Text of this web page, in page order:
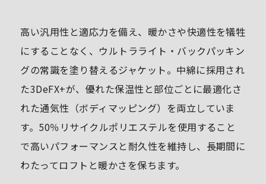
高い汎用性と適応力を備え、暖かさや快適性を犠牲
にすることなく、ウルトラライト・バックパッキン
グの常識を塗り替えるジャケット。中綿に採用され
た3DeFX+が、優れた保温性と部位ごとに最適化さ
れた通気性（ボディマッピング）を両立していま
す。50％リサイクルポリエステルを使用すること
で高いパフォーマンスと耐久性を維持し、長期間に
わたってロフトと暖かさを保ちます。